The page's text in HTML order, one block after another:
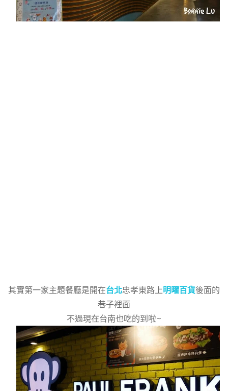
其實第一家主題餐廳是開在台北忠孝東路上明曜百貨後面的
巷子裡面
不過現在台南也吃的到啦~